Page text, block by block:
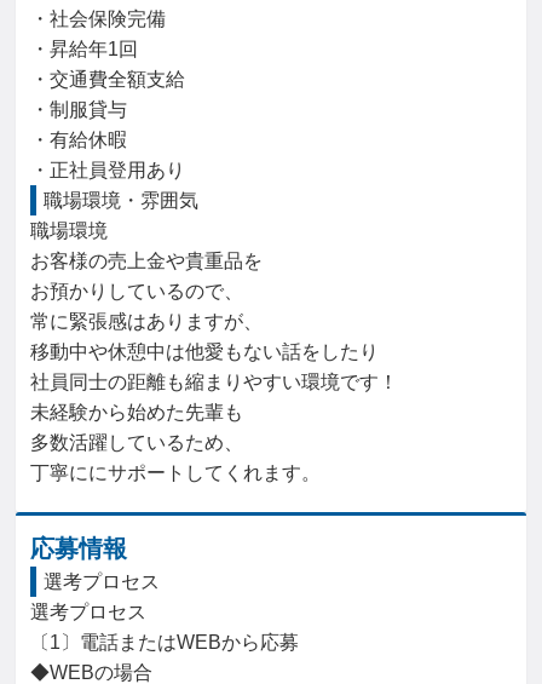
・社会保険完備
・昇給年1回
・交通費全額支給
・制服貸与
・有給休暇
・正社員登用あり
職場環境・雰囲気
職場環境
お客様の売上金や貴重品を
お預かりしているので、
常に緊張感はありますが、
移動中や休憩中は他愛もない話をしたり
社員同士の距離も縮まりやすい環境です！
未経験から始めた先輩も
多数活躍しているため、
丁寧ににサポートしてくれます。
応募情報
選考プロセス
選考プロセス
〔1〕電話またはWEBから応募
◆WEBの場合